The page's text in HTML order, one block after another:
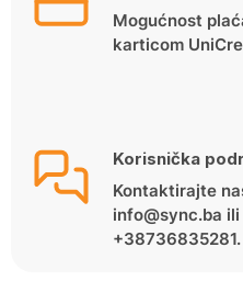
Mogućnost
karticom
Korisnička
Kontaktirajte
info@sync.ba
+38736835281.